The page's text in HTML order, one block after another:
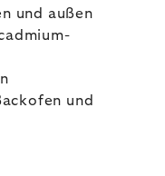
und außen
und